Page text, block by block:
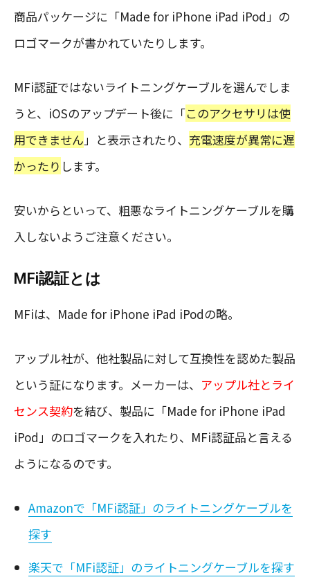
商品パッケージに「Made for iPhone iPad iPod」の
ロゴマークが書かれていたりします。
MFi認証ではないライトニングケーブルを選んでしま
うと、iOSのアップデート後に「このアクセサリは使
用できません」と表示されたり、 充電速度が異常に遅
かったり します。
安いからといって、粗悪なライトニングケーブルを購
入しないようご注意ください。
MFi認証とは
MFiは、Made for iPhone iPad iPodの略。
アップル社が、他社製品に対して互換性を認めた製品
という証になります。メーカーは、 アップル社とライ
センス契約を結び、製品に「Made for iPhone iPad
iPod」のロゴマークを入れたり、MFi認証品と言える
ようになるのです。
Amazonで「MFi認証」のライトニングケーブルを
探す
楽天で「MFi認証」のライトニングケーブルを探す